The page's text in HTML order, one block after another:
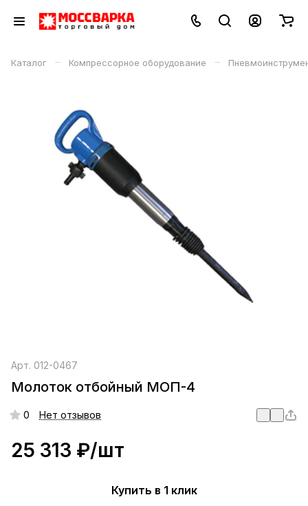
Каталог – Компрессорное оборудование –
Арт. 012-0467
Молоток отбойный МОП-4
0 Нет отзывов
25 313 ₽/шт
Купить в 1 клик